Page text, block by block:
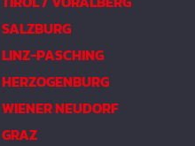
SALZBURG
LINZ-PASCHING
HERZOGENBURG
WIENER NEUDORF
GRAZ